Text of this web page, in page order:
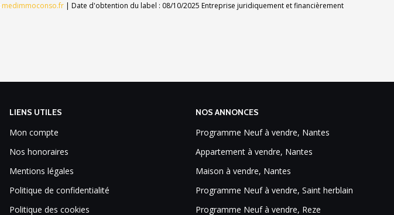
medimmoconso.fr | Date d'obtention du label : 08/10/2025 Entreprise juridiquement et financièrement
LIENS UTILES
Mon compte
Nos honoraires
Mentions légales
Politique de confidentialité
Politique des cookies
NOS ANNONCES
Programme Neuf à vendre, Nantes
Appartement à vendre, Nantes
Maison à vendre, Nantes
Programme Neuf à vendre, Saint herblain
Programme Neuf à vendre, Reze